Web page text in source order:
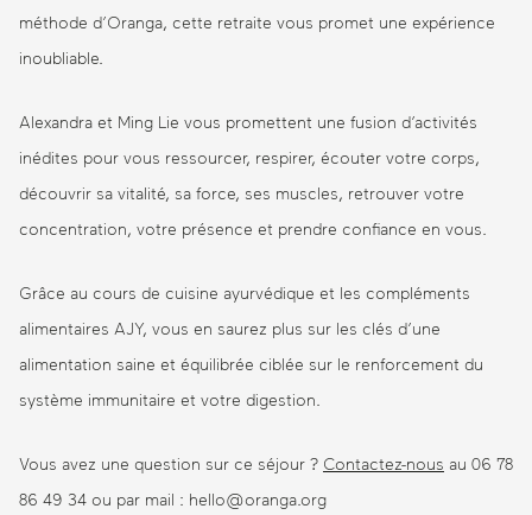
méthode d’Oranga, cette retraite vous promet une expérience
inoubliable.
Alexandra et Ming Lie vous promettent une fusion d’activités
inédites pour vous ressourcer, respirer, écouter votre corps,
découvrir sa vitalité, sa force, ses muscles, retrouver votre
concentration, votre présence et prendre confiance en vous.
Grâce au cours de cuisine ayurvédique et les compléments
alimentaires AJY, vous en saurez plus sur les clés d’une
alimentation saine et équilibrée ciblée sur le renforcement du
système immunitaire et votre digestion.
Vous avez une question sur ce séjour ? Contactez-nous au 06 78
86 49 34 ou par mail : hello@oranga.org